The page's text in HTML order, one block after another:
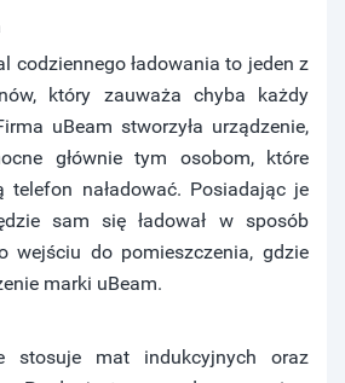
codziennego ładowania to jeden z
który zauważa chyba każdy
uBeam stworzyła urządzenie,
głównie tym osobom, które
telefon naładować. Posiadając je
sam się ładował w sposób
wejściu do pomieszczenia, gdzie
marki uBeam.
stosuje mat indukcyjnych oraz